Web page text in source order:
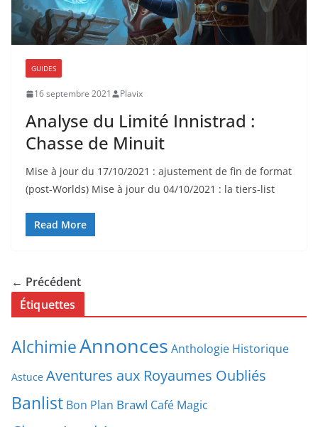
GUIDES
16 septembre 2021 Plavix
Analyse du Limité Innistrad :
Chasse de Minuit
Mise à jour du 17/10/2021 : ajustement de fin de format
(post-Worlds) Mise à jour du 04/10/2021 : la tiers-list
Read More
← Précédent
Étiquettes
AlchimieAnnonces Anthologie Historique
Astuce Aventures aux Royaumes Oubliés
Banlist Bon Plan Brawl Café Magic